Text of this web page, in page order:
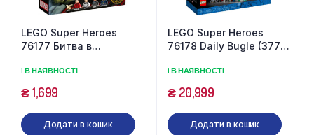
LEGO Super Heroes
76177 Битва в
деталей)
1 В НАЯВНОСТІ
₴1,699
Додати в кошик
LEGO Super Heroes
76178 Daily Bugle (3770
1 В НАЯВНОСТІ
₴20,999
Додати в кошик